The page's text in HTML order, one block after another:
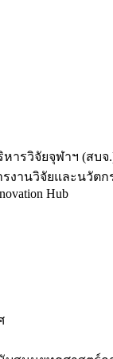
ารวิจัยจุฬาฯ (สบจ
งานวิจัยและนวัตก
Hub